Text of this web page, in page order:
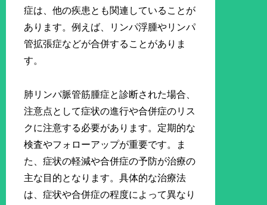
症は、他の疾患とも関連していることが
あります。例えば、リンパ浮腫やリンパ
管拡張症などが合併することがありま
す。
肺リンパ脈管筋腫症と診断された場合、
注意点として症状の進行や合併症のリス
クに注意する必要があります。定期的な
検査やフォローアップが重要です。ま
た、症状の軽減や合併症の予防が治療の
主な目的となります。具体的な治療法
は、症状や合併症の程度によって異なり